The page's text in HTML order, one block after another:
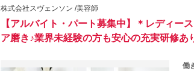
株式会社スヴェンソン /美容師
【アルバイト・パート募集中】＊レディー
ア磨き♪業界未経験の方も安心の充実研修
働